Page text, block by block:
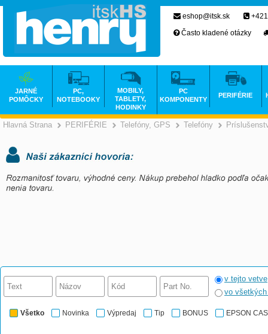
Hlavná Strana >
PERIFÉRIE >
Telefóny, GPS >
Telefóny
v tejto vetve
vo
Všetko Novinka Výpredaj Tip BONUS EPSON
eshop@itsk.sk
Často kladené otázky
JARNÉ
POMÔCKY
PC,
NOTEBOOKY
MOBILY,
TABLETY,
HODINKY
PC
KOMPONENTY
PERIFÉRIE